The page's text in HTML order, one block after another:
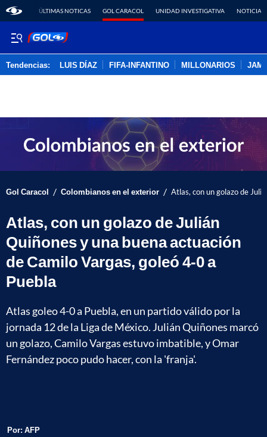
ÚLTIMAS NOTICAS GOL CARACOL UNIDAD INVESTIGATIVA NOTICIAS
Tendencias: LUIS DÍAZ FIFA-INFANTINO MILLONARIOS
Gol Caracol / Colombianos en el exterior / Atlas, con un golazo de
Atlas, con un golazo de Julián
Quiñones y una buena actuación
de Camilo Vargas, goleó 4-0 a
Puebla
Atlas goleo 4-0 a Puebla, en un partido válido por la
jornada 12 de la Liga de México. Julián Quiñones marcó
un golazo, Camilo Vargas estuvo imbatible, y Omar
Fernández poco pudo hacer, con la 'franja'.
Por: AFP